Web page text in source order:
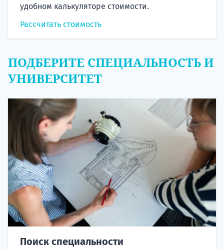
удобном калькуляторе стоимости.
Рассчитать стоимость
ПОДБЕРИТЕ СПЕЦИАЛЬНОСТЬ И
УНИВЕРСИТЕТ
Поиск специальности